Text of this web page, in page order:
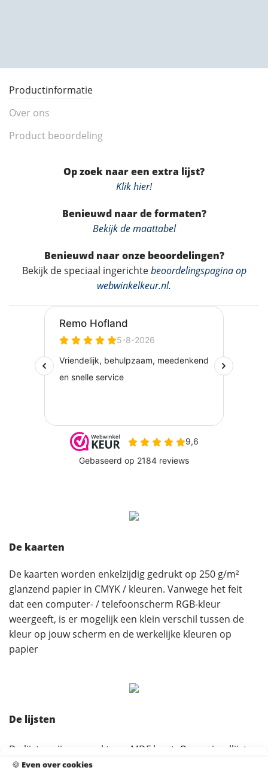
🍪 Even over cookies
Productinformatie
Over ons
Product beoordeling
Op zoek naar een extra lijst?
Klik hier!
Benieuwd naar de formaten?
Bekijk de maattabel
Benieuwd naar onze beoordelingen?
Bekijk de speciaal ingerichtebeoordelingspagina op
webwinkelkeur.nl.
De kaarten
De kaarten worden enkelzijdig gedrukt op 250 g/m²
glanzend papier in CMYK / kleuren. Vanwege het feit
dat een computer- / telefoonscherm RGB-kleur
weergeeft, is er mogelijk een klein verschil tussen de
kleur op jouw scherm en de werkelijke kleuren op
papier
De lijsten
De lijsten zijn gemaakt van MDF hout. Onze wissellijsten
hebben plexiglas, dat licht en onbreekbaar is. Naast dat